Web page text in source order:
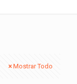
Mostrar Todo